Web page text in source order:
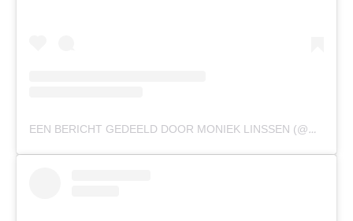
EEN BERICHT GEDEELD DOOR MONIEK LINSSEN (@MONIEKLINSSEN)